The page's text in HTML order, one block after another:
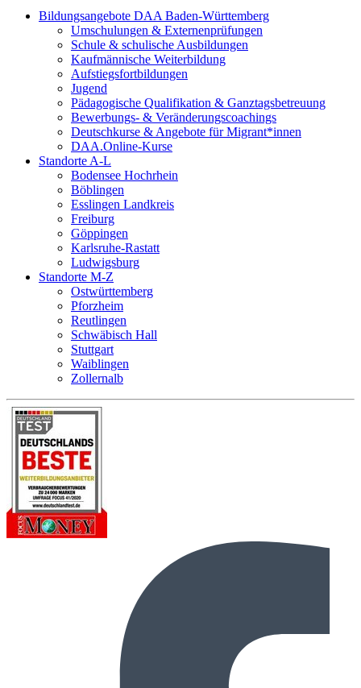
Bildungsangebote DAA Baden-Württemberg
Umschulungen & Externenprüfungen
Schule & schulische Ausbildungen
Kaufmännische Weiterbildung
Aufstiegsfortbildungen
Jugend
Pädagogische Qualifikation & Ganztagsbetreuung
Bewerbungs- & Veränderungscoachings
Deutschkurse & Angebote für Migrant*innen
DAA.Online-Kurse
Standorte A-L
Bodensee Hochrhein
Böblingen
Esslingen Landkreis
Freiburg
Göppingen
Karlsruhe-Rastatt
Ludwigsburg
Standorte M-Z
Ostwürttemberg
Pforzheim
Reutlingen
Schwäbisch Hall
Stuttgart
Waiblingen
Zollernalb